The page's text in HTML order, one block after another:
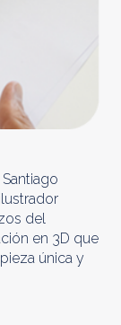
del
en 3D que
única y